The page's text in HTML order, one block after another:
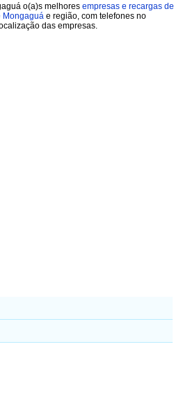
o(a)s melhores empresas e recargas de
Mongaguá e região, com telefones no
das empresas.